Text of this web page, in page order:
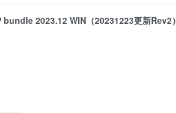
2023.12 WIN（20231223更新Rev2）